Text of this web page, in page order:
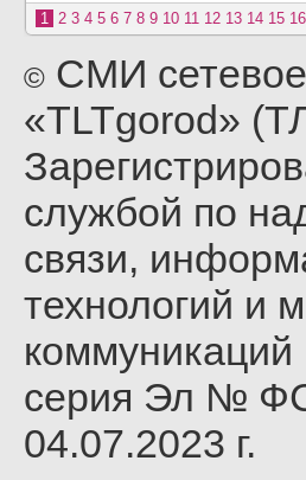
1 2 3 4 5 6 7 8 9 10 11 12 13 14 15 16
© СМИ
«TLTgorod»
службой по
связи,
технологий и
серия Эл №
04.07.2023 г.